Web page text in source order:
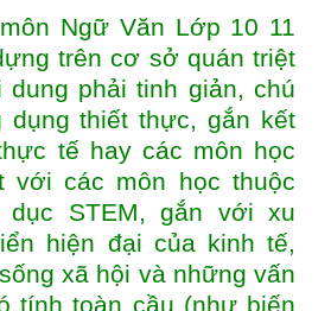
Ngữ Văn Lớp 10 11
trên cơ sở quán triệt
dung phải tinh giản, chú
dụng thiết thực, gắn kết
tế hay các môn học
với các môn học thuộc
STEM, gắn với xu
hiện đại của kinh tế,
xã hội và những vấn
tính toàn cầu (như biến